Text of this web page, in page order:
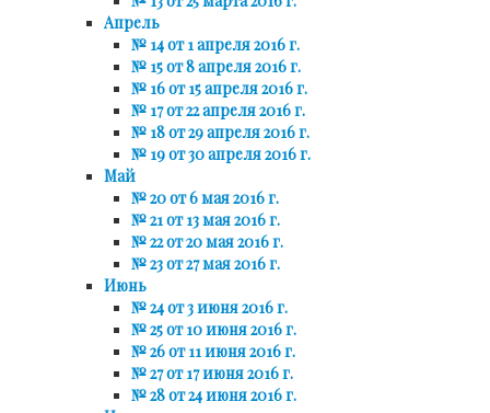
Апрель
№ 14 от 1 апреля 2016 г.
№ 15 от 8 апреля 2016 г.
№ 16 от 15 апреля 2016 г.
№ 17 от 22 апреля 2016 г.
№ 18 от 29 апреля 2016 г.
№ 19 от 30 апреля 2016 г.
Май
№ 20 от 6 мая 2016 г.
№ 21 от 13 мая 2016 г.
№ 22 от 20 мая 2016 г.
№ 23 от 27 мая 2016 г.
Июнь
№ 24 от 3 июня 2016 г.
№ 25 от 10 июня 2016 г.
№ 26 от 11 июня 2016 г.
№ 27 от 17 июня 2016 г.
№ 28 от 24 июня 2016 г.